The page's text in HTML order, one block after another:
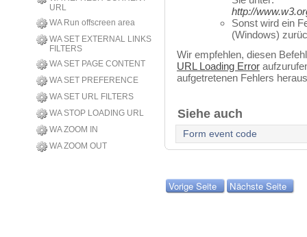
URL
WA Run offscreen area
WA SET EXTERNAL LINKS
FILTERS
WA SET PAGE CONTENT
WA SET PREFERENCE
WA SET URL FILTERS
WA STOP LOADING URL
WA ZOOM IN
WA ZOOM OUT
http://
Sonst wird ein
(Windows)
Wir empfehlen, diesen
URL Loading Error
aufgetretenen Fehlers
Siehe auch
Form event code
Vorige Seite Nächste Seite